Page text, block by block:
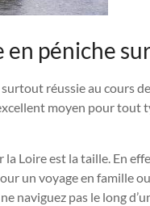
péniche
réussie au cours de
moyen pour tout
Loire est la taille. En
un voyage en famille
naviguez pas le long